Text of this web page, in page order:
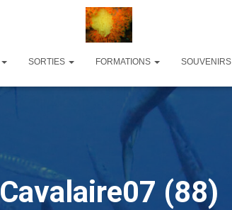
SORTIES FORMATIONS SOUVENIRS
Cavalaire07 (88)